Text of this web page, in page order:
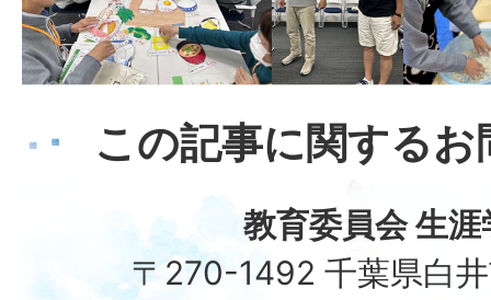
この記事に関する
教育委員会 生涯
〒270-1492 千葉県白